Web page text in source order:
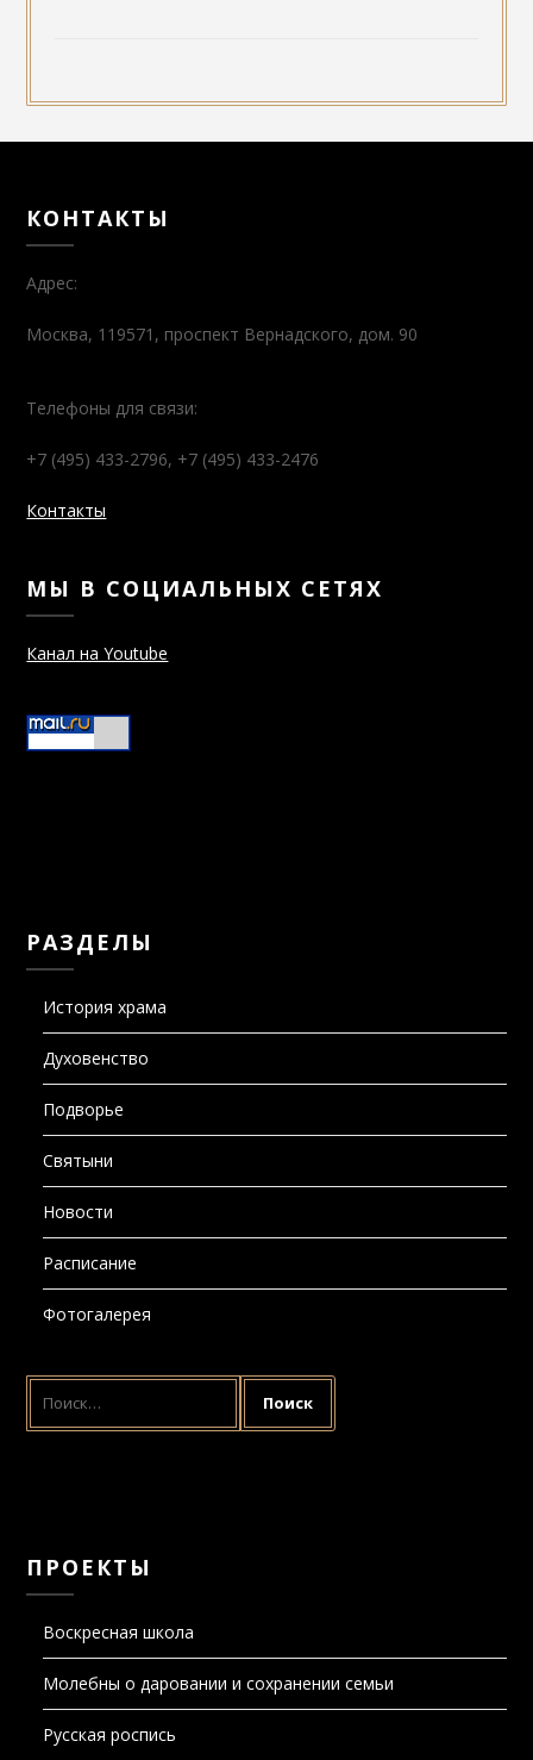
КОНТАКТЫ
Адрес:
Москва, 119571, проспект Вернадского, дом. 90
Телефоны для связи:
+7 (495) 433-2796, +7 (495) 433-2476
Контакты
МЫ В СОЦИАЛЬНЫХ СЕТЯХ
Канал на Youtube
РАЗДЕЛЫ
История храма
Духовенство
Подворье
Святыни
Новости
Расписание
Фотогалерея
НАЙТИ:
ПРОЕКТЫ
Воскресная школа
Молебны о даровании и сохранении семьи
Русская роспись